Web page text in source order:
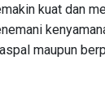
kuat dan
maupun